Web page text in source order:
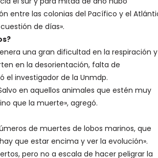
entre las colonias del Pacífico y el
de días».
una gran dificultad en la respiración y
en la desorientación, falta de
el investigador de la Unmdp.
en aquellos animales que estén muy
que la muerte», agregó.
de muertes de lobos marinos, que
que estar encima y ver la evolución».
pero no a escala de hacer peligrar la